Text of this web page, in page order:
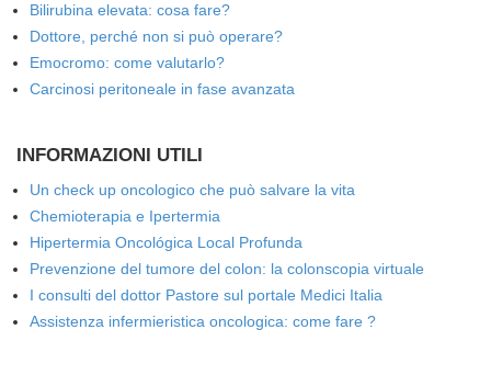
Bilirubina elevata: cosa fare?
Dottore, perché non si può operare?
Emocromo: come valutarlo?
Carcinosi peritoneale in fase avanzata
INFORMAZIONI UTILI
Un check up oncologico che può salvare la vita
Chemioterapia e Ipertermia
Hipertermia Oncológica Local Profunda
Prevenzione del tumore del colon: la colonscopia virtuale
I consulti del dottor Pastore sul portale Medici Italia
Assistenza infermieristica oncologica: come fare ?